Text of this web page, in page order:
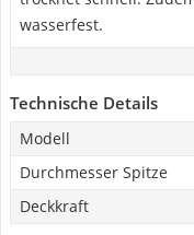
wasserfest.
Technische Details
Modell
Durchmesser Spitze
Deckkraft